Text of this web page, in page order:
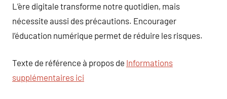
L’ère digitale transforme notre quotidien, mais
nécessite aussi des précautions. Encourager
l’éducation numérique permet de réduire les risques.
Texte de référence à propos de Informations
supplémentaires ici